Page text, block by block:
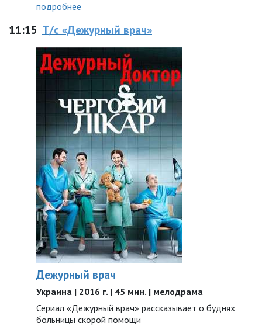
подробнее
11:15 Т/с «Дежурный врач»
Дежурный врач
Украина | 2016 г. | 45 мин. | мелодрама
Сериал «Дежурный врач» рассказывает о буднях
больницы скорой помощи